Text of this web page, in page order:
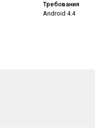
Требования
Android 4.4